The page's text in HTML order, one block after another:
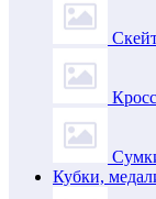
Кубки,